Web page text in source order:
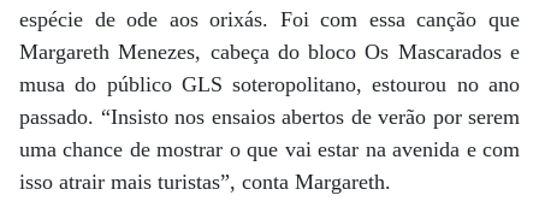
espécie de ode aos orixás. Foi com essa canção que
Margareth Menezes, cabeça do bloco Os Mascarados e
musa do público GLS soteropolitano, estourou no ano
passado. “Insisto nos ensaios abertos de verão por serem
uma chance de mostrar o que vai estar na avenida e com
isso atrair mais turistas”, conta Margareth.